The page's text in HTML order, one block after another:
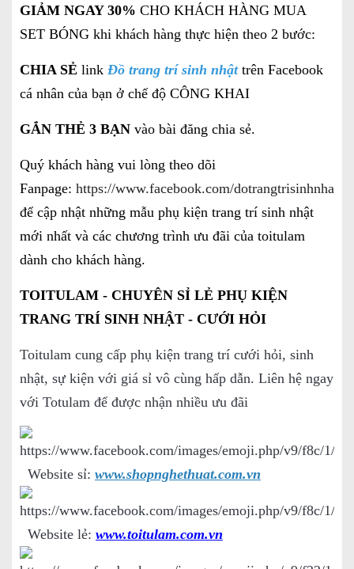
GIẢM NGAY 30% CHO KHÁCH HÀNG MUA
SET BÓNG khi khách hàng thực hiện theo 2 bước:
CHIA SẺ link Đồ trang trí sinh nhậttrên Facebook
cá nhân của bạn ở chế độ CÔNG KHAI
GẮN THẺ 3 BẠN vào bài đăng chia sẻ.
Quý khách hàng vui lòng theo dõi
Fanpage: https://www.facebook.com/
để cập nhật những mẫu phụ kiện trang trí sinh nhật
mới nhất và các chương trình ưu đãi của toitulam
dành cho khách hàng.
TOITULAM - CHUYÊN SỈ LẺ PHỤ KIỆN
TRANG TRÍ SINH NHẬT - CƯỚI HỎI
Toitulam cung cấp phụ kiện trang trí cưới hỏi, sinh
nhật, sự kiện với giá sỉ vô cùng hấp dẫn. Liên hệ ngay
với Totulam để được nhận nhiều ưu đãi
Website sỉ: www.shopnghethuat.com.vn
Website lẻ: www.toitulam.com.vn